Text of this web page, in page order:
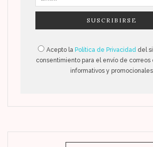
Acepto la Política de Privacidad del
consentimiento para el envío de correos
informativos y promocionales